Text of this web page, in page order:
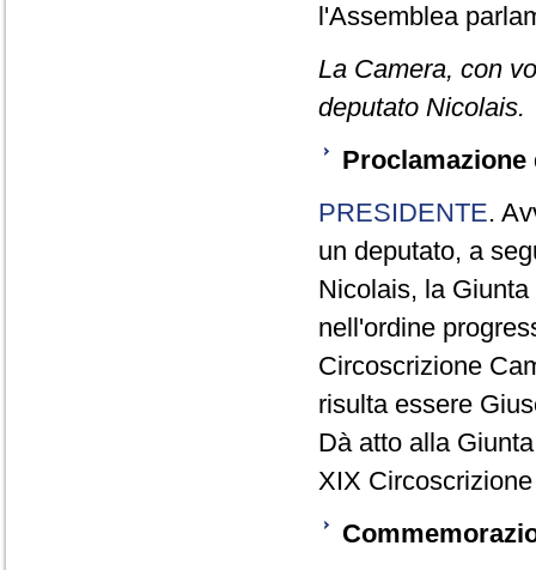
l'Assemblea
La Camera, con
deputato Nicolais.
Proclamazione
PRESIDENTE.
un deputato, a
Nicolais, la
nell'ordine
Circoscrizione
risulta essere
Dà atto alla
XIX